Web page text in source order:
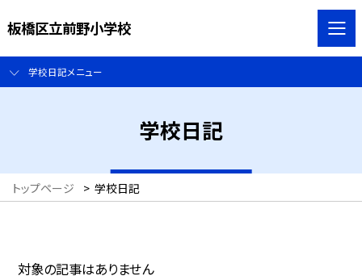
板橋区立前野小学校
学校日記メニュー
学校日記
トップページ > 学校日記
対象の記事はありません